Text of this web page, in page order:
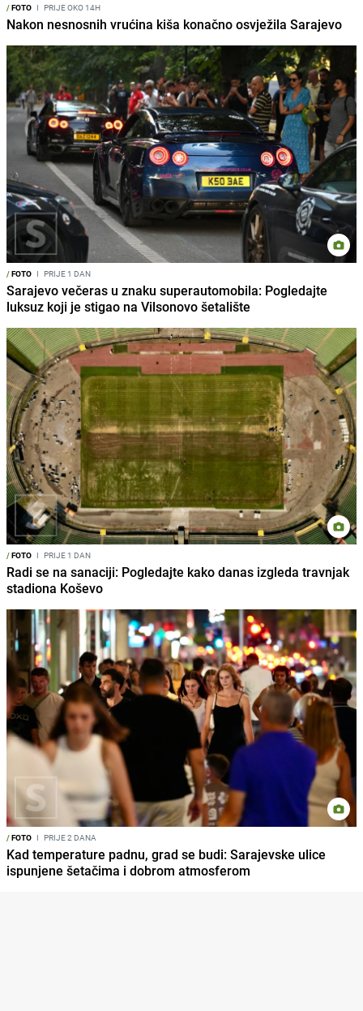
/FOTO I PRIJE OKO 14H
Nakon nesnosnih vrućina kiša konačno osvježila Sarajevo
/FOTO I PRIJE 1 DAN
Sarajevo večeras u znaku superautomobila: Pogledajte
luksuz koji je stigao na Vilsonovo šetalište
/FOTO I PRIJE 1 DAN
Radi se na sanaciji: Pogledajte kako danas izgleda travnjak
stadiona Koševo
/FOTO I PRIJE 2 DANA
Kad temperature padnu, grad se budi: Sarajevske ulice
ispunjene šetačima i dobrom atmosferom